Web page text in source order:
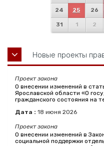
24 25 26
31 1 2
Новые проекты
Проект закона
О внесении изменений в
Ярославской области «О
гражданского состояния на
Дата : 18 июня 2026
Проект закона
О внесении изменений в
социальной поддержки